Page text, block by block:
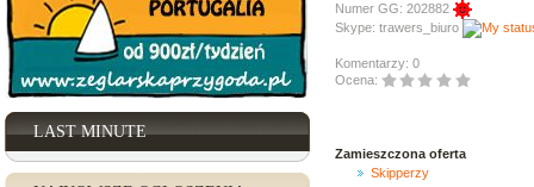
LAST MINUTE
Numer GG: 202882
Skype: trawers_biuro
Komentarzy: 0
Ocena:
Zamieszczona oferta
Skipperzy